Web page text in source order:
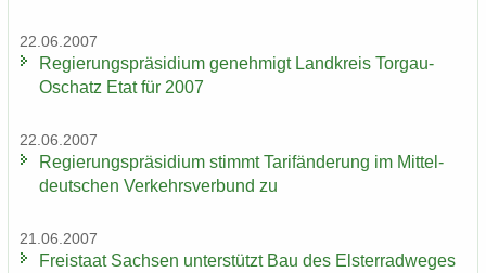
22.06.2007
Re­gie­rungs­prä­si­di­um ge­neh­migt Land­kreis Torgau-​
Oschatz Etat für 2007
22.06.2007
Re­gie­rungs­prä­si­di­um stimmt Ta­rif­än­de­rung im Mit­tel­
deut­schen Ver­kehrs­ver­bund zu
21.06.2007
Frei­staat Sach­sen un­ter­stützt Bau des Els­ter­rad­we­ges